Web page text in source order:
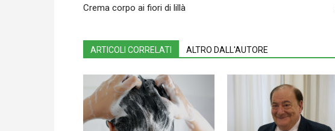
Crema corpo ai fiori di lillà
ARTICOLI CORRELATI ALTRO DALL'AUTORE